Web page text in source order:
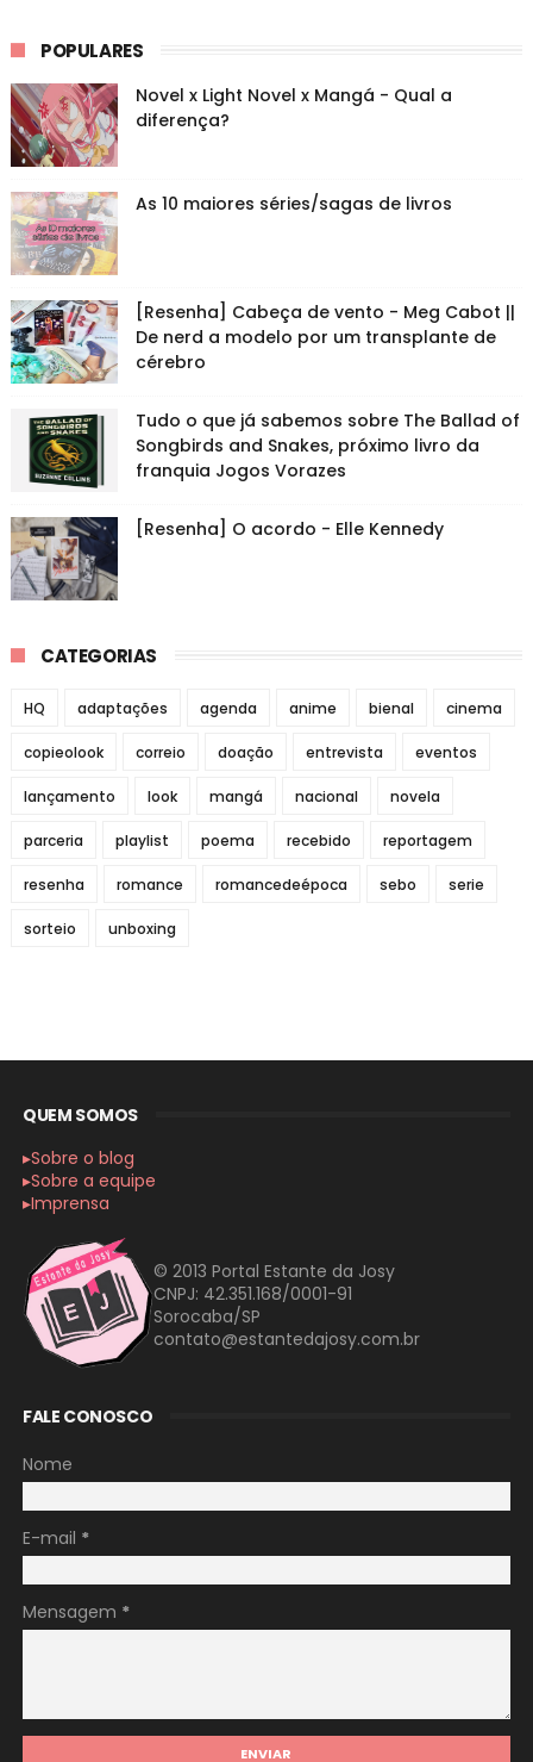
POPULARES
Novel x Light Novel x Mangá - Qual a
diferença?
As 10 maiores séries/sagas de livros
[Resenha] Cabeça de vento - Meg Cabot ||
De nerd a modelo por um transplante de
cérebro
Tudo o que já sabemos sobre The Ballad of
Songbirds and Snakes, próximo livro da
franquia Jogos Vorazes
[Resenha] O acordo - Elle Kennedy
CATEGORIAS
HQ adaptações agenda anime bienal cinema
copieolook correio doação entrevista eventos
lançamento look mangá nacional novela
parceria playlist poema recebido reportagem
resenha romance romancedeépoca sebo serie
sorteio unboxing
QUEM SOMOS
▸Sobre o blog
▸Sobre a equipe
▸Imprensa
© 2013 Portal Estante da Josy
CNPJ: 42.351.168/0001-91
Sorocaba/SP
contato@estantedajosy.com.br
FALE CONOSCO
Nome
E-mail *
Mensagem *